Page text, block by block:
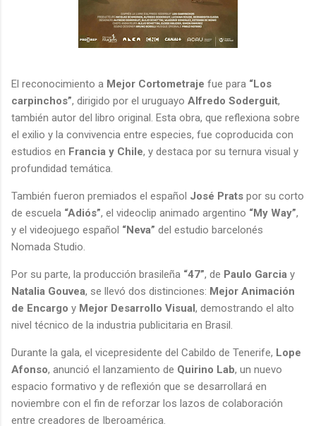
El reconocimiento a Mejor Cortometraje fue para “Los
carpinchos”, dirigido por el uruguayo Alfredo Soderguit,
también autor del libro original. Esta obra, que reflexiona sobre
el exilio y la convivencia entre especies, fue coproducida con
estudios en Francia y Chile, y destaca por su ternura visual y
profundidad temática.
También fueron premiados el español José Prats por su corto
de escuela “Adiós”, el videoclip animado argentino “My Way”,
y el videojuego español “Neva” del estudio barcelonés
Nomada Studio.
Por su parte, la producción brasileña “47”, de Paulo Garcia y
Natalia Gouvea, se llevó dos distinciones: Mejor Animación
de Encargo y Mejor Desarrollo Visual, demostrando el alto
nivel técnico de la industria publicitaria en Brasil.
Durante la gala, el vicepresidente del Cabildo de Tenerife, Lope
Afonso, anunció el lanzamiento de Quirino Lab, un nuevo
espacio formativo y de reflexión que se desarrollará en
noviembre con el fin de reforzar los lazos de colaboración
entre creadores de Iberoamérica.